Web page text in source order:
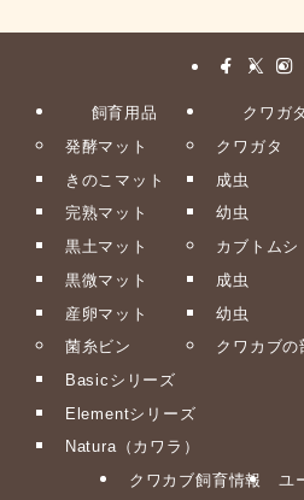
飼育用品
発酵マット
きのこマット
完熟マット
黒土マット
黒微マット
産卵マット
菌糸ビン
Basicシリーズ
Elementシリーズ
Natura（カワラ）
クワガ
クワガタ
成虫
幼虫
カブトムシ
成虫
幼虫
クワカブ
クワカブ飼育情報 ユ